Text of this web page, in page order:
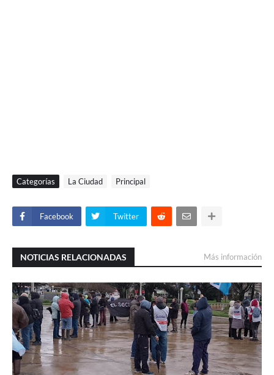
Categorías La Ciudad Principal
Facebook Twitter
NOTICIAS RELACIONADAS Más información